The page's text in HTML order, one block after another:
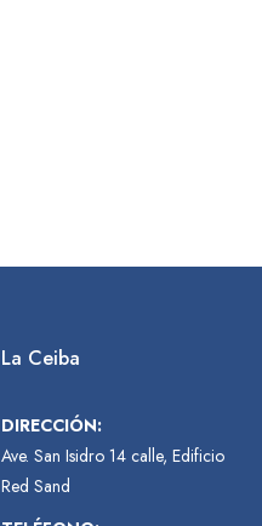
La Ceiba
DIRECCIÓN:
Ave. San Isidro 14 calle, Edificio
Red Sand